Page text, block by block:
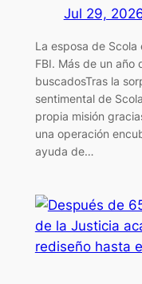
Jul 29,
La esposa de
FBI. Más de un año
buscadosTras la
sentimental de
propia misión
una operación
ayuda de…